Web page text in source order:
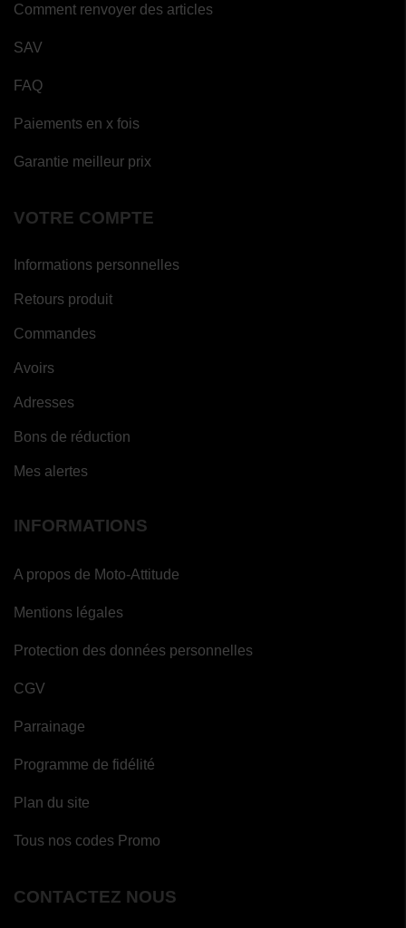
Comment renvoyer des articles
SAV
FAQ
Paiements en x fois
Garantie meilleur prix
VOTRE COMPTE
Informations personnelles
Retours produit
Commandes
Avoirs
Adresses
Bons de réduction
Mes alertes
INFORMATIONS
A propos de Moto-Attitude
Mentions légales
Protection des données personnelles
CGV
Parrainage
Programme de fidélité
Plan du site
Tous nos codes Promo
CONTACTEZ NOUS